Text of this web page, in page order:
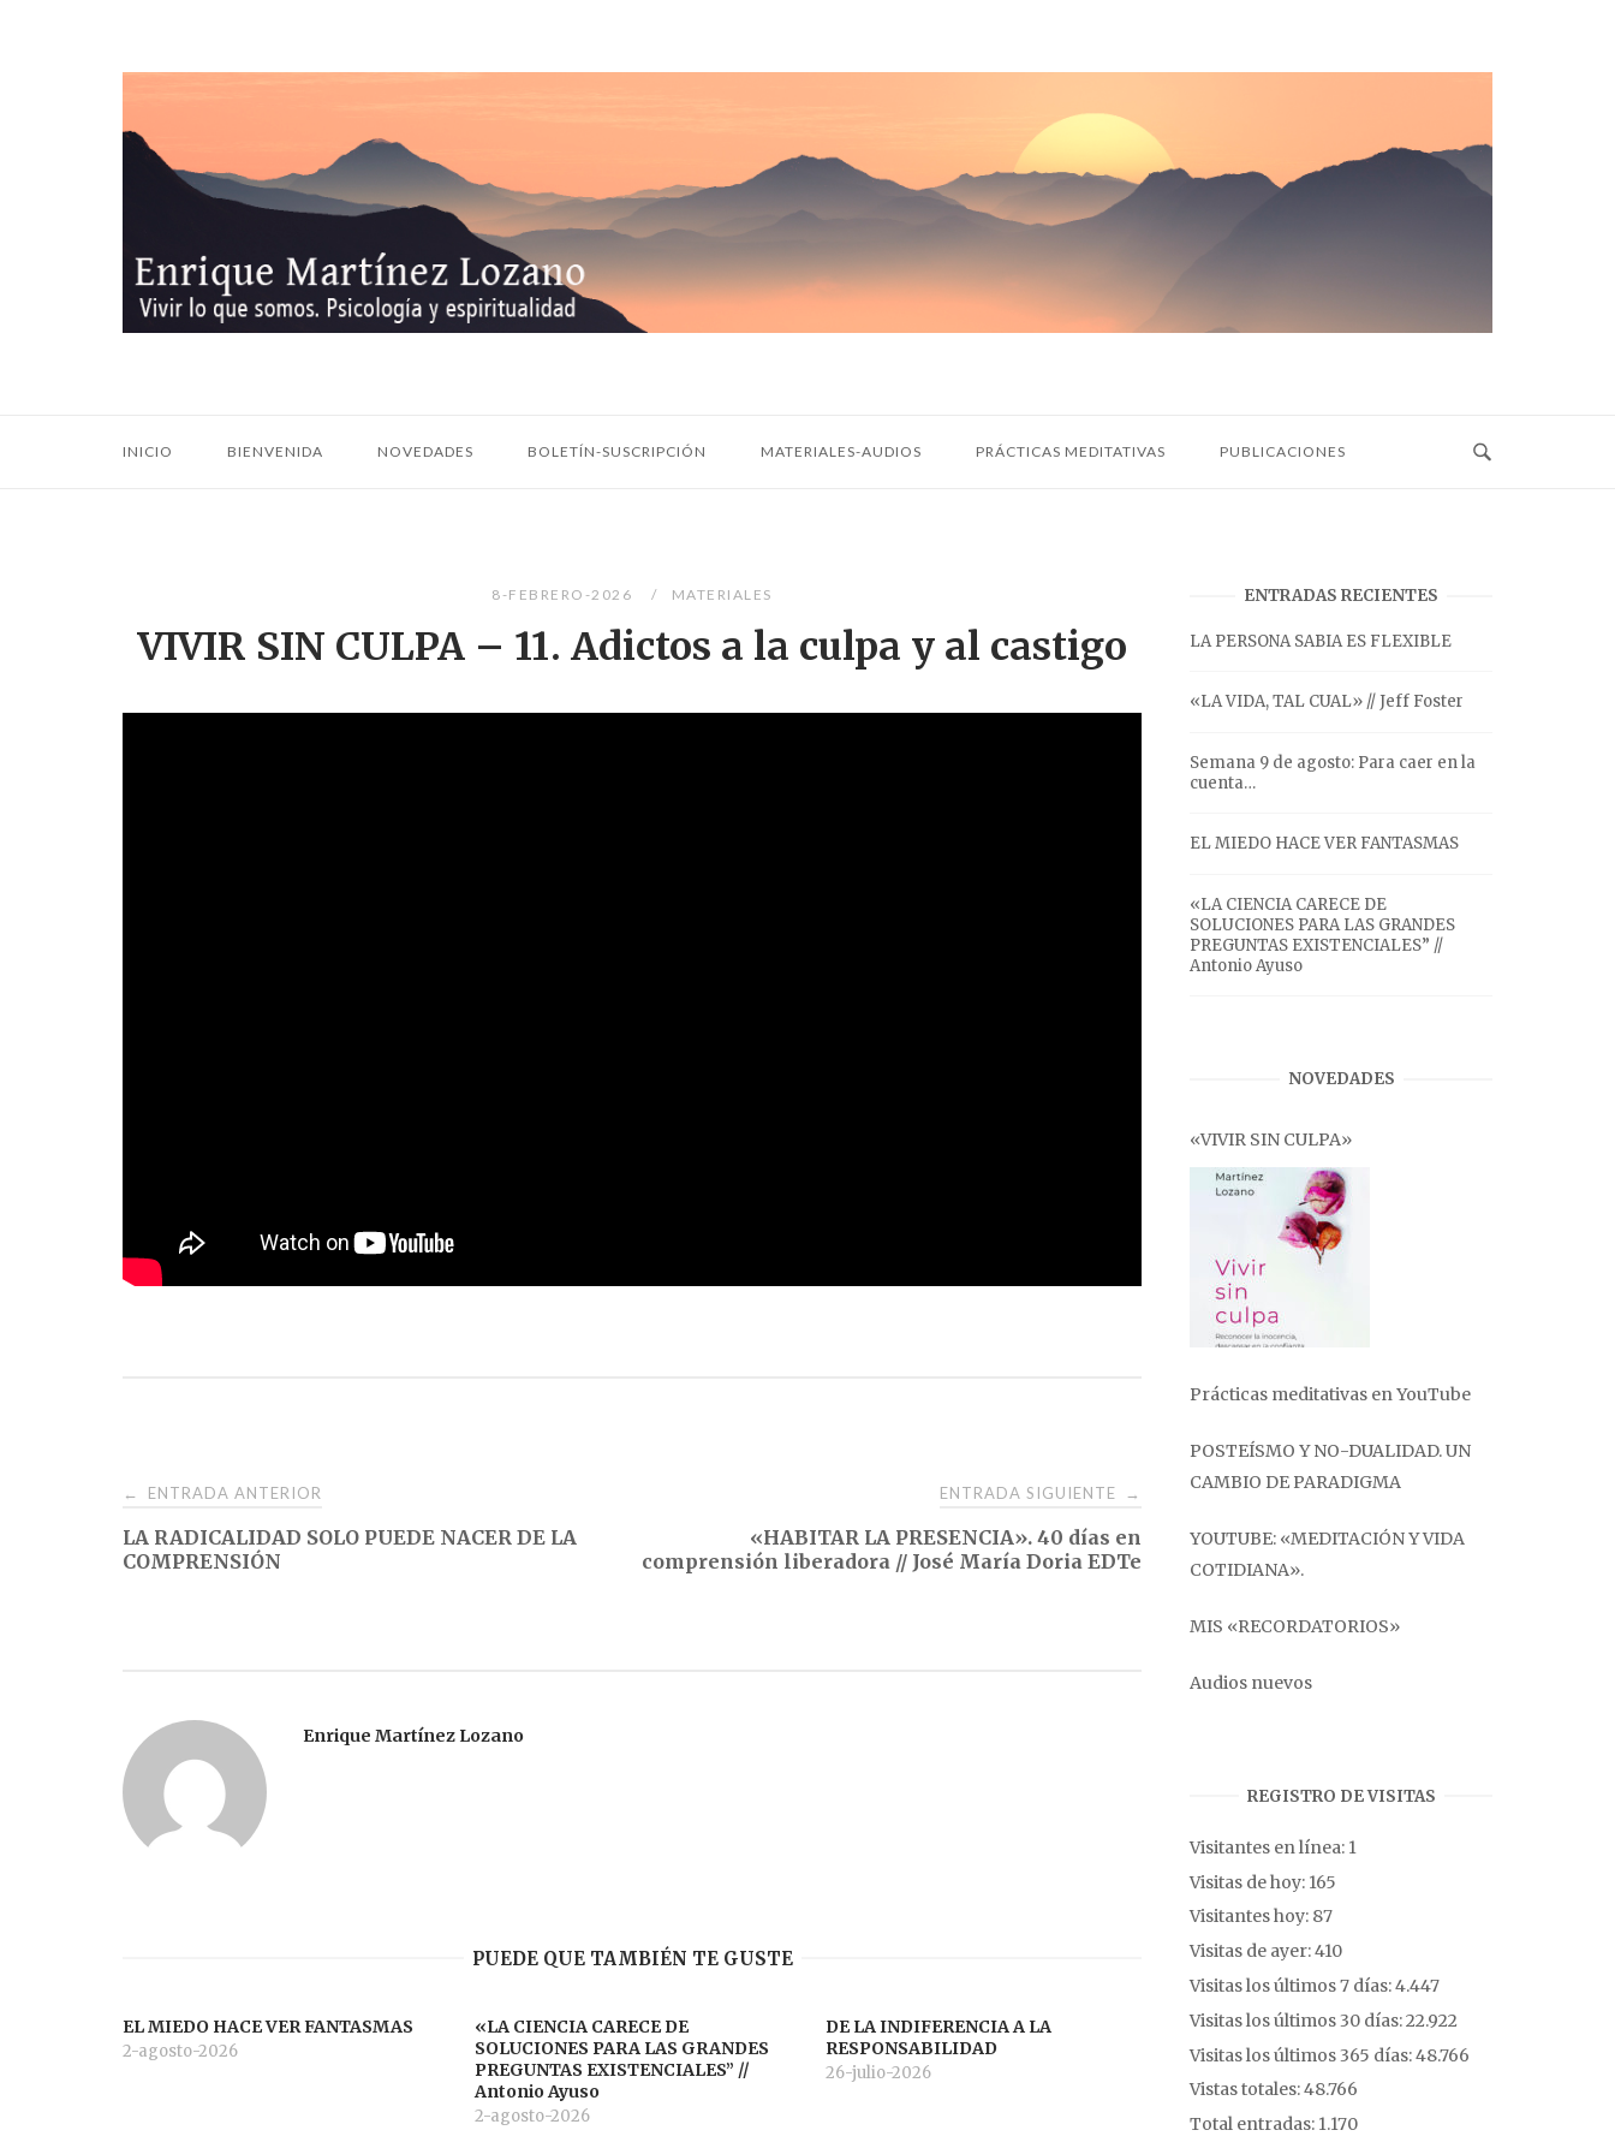
INICIO BIENVENIDA NOVEDADES BOLETÍN-SUSCRIPCIÓN MATERIALES-AUDIOS PRÁCTICAS MEDITATIVAS PUBLICACIONES
8-FEBRERO-2026 MATERIALES
VIVIR SIN CULPA – 11. Adictos a la culpa y al castigo
Navegación
de
← ENTRADA ANTERIOR
LA RADICALIDAD SOLO PUEDE NACER DE LA
COMPRENSIÓN
ENTRADA SIGUIENTE →
«HABITAR LA PRESENCIA». 40 días en
comprensión liberadora // José María Doria EDTe
Enrique Martínez Lozano
PUEDE QUE TAMBIÉN TE GUSTE
EL MIEDO HACE VER FANTASMAS
2-agosto-2026
«LA CIENCIA CARECE DE
SOLUCIONES PARA LAS GRANDES
PREGUNTAS EXISTENCIALES” //
Antonio Ayuso
2-agosto-2026
DE LA INDIFERENCIA A LA
RESPONSABILIDAD
26-julio-2026
ENTRADAS RECIENTES
LA PERSONA SABIA ES FLEXIBLE
«LA VIDA, TAL CUAL» // Jeff Foster
Semana 9 de agosto: Para caer en la
cuenta…
EL MIEDO HACE VER FANTASMAS
«LA CIENCIA CARECE DE
SOLUCIONES PARA LAS GRANDES
PREGUNTAS EXISTENCIALES” //
Antonio Ayuso
NOVEDADES
«VIVIR SIN CULPA»
Prácticas meditativas en YouTube
POSTEÍSMO Y NO-DUALIDAD. UN
CAMBIO DE PARADIGMA
YOUTUBE: «MEDITACIÓN Y VIDA
COTIDIANA».
MIS «RECORDATORIOS»
Audios nuevos
REGISTRO DE VISITAS
Visitantes en línea: 1
Visitas de hoy: 165
Visitantes hoy: 87
Visitas de ayer:410
Visitas los últimos 7 días:4.447
Visitas los últimos 30 días:22.922
Visitas los últimos 365 días:48.766
Vistas totales:48.766
Total entradas: 1.170